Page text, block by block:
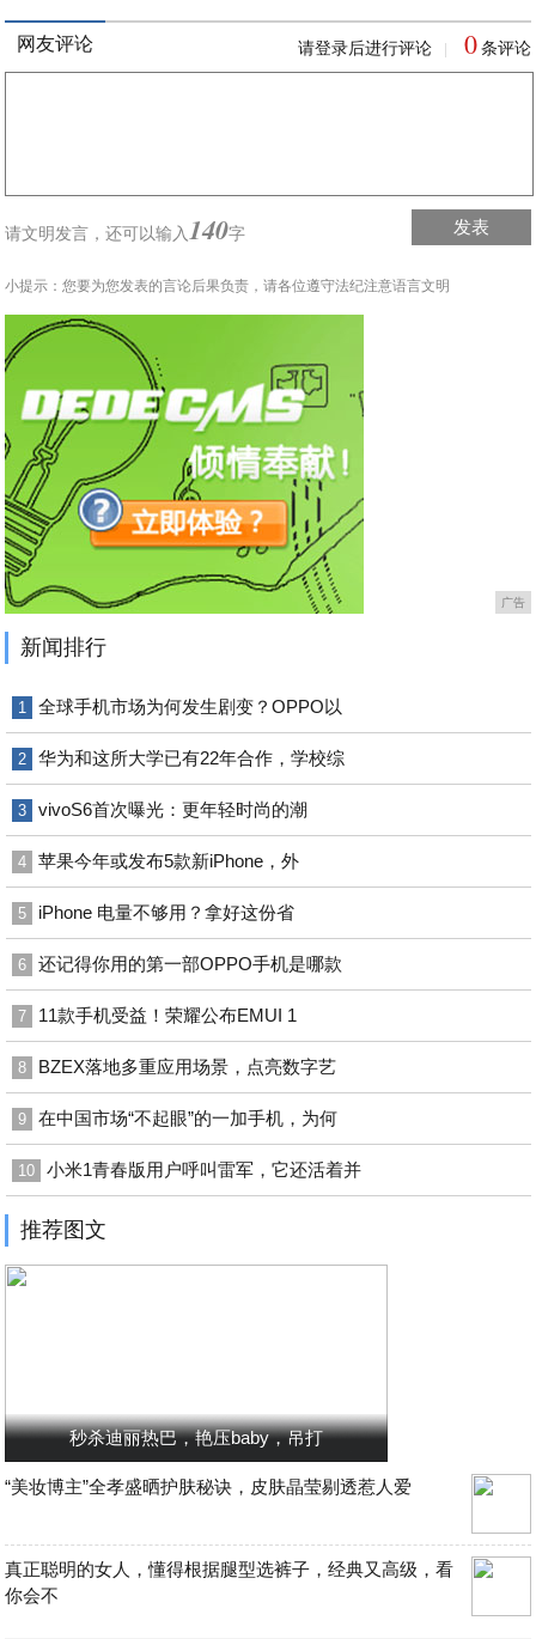
网友评论 请登录后进行评论 0 条评论
请文明发言，还可以输入 140字 发表
小提示：您要为您发表的言论后果负责，请各位遵守法纪注意语言文明
广告
新闻排行
1 全球手机市场为何发生剧变？OPPO以
2 华为和这所大学已有22年合作，学校综
3 vivoS6首次曝光：更年轻时尚的潮
4 苹果今年或发布5款新iPhone，外
5 iPhone 电量不够用？拿好这份省
6 还记得你用的第一部OPPO手机是哪款
7 11款手机受益！荣耀公布EMUI 1
8 BZEX落地多重应用场景，点亮数字艺
9 在中国市场“不起眼”的一加手机，为何
10 小米1青春版用户呼叫雷军，它还活着并
推荐图文
秒杀迪丽热巴，艳压baby，吊打
“美妆博主”全孝盛晒护肤秘诀，皮肤晶莹剔透惹人爱
真正聪明的女人，懂得根据腿型选裤子，经典又高级，看
你会不